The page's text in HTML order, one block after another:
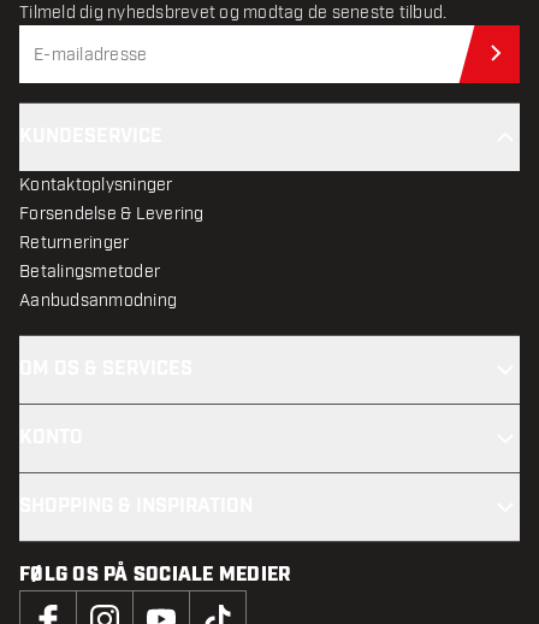
Tilmeld dig nyhedsbrevet og modtag de seneste tilbud.
Kontaktoplysninger
Forsendelse & Levering
Returneringer
Betalingsmetoder
Aanbudsanmodning
FØLG OS PÅ SOCIALE MEDIER